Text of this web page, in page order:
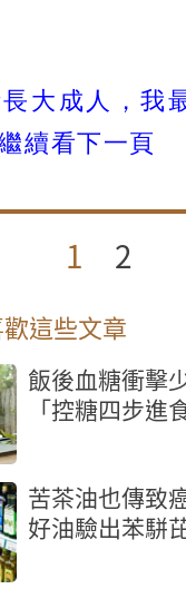
長大成人，我
續看下一頁
1 2
這些文章
飯後血糖衝擊
「控糖四步進
苦茶油也傳致
好油驗出苯駢